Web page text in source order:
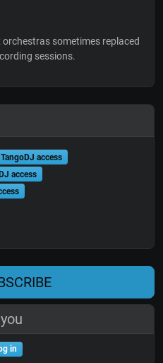
sometimes replaced
sessions.
access
access
in